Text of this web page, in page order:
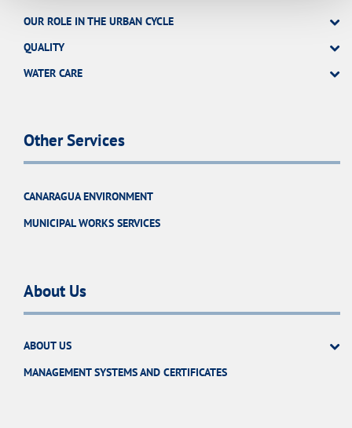
OUR ROLE IN THE URBAN CYCLE
QUALITY
WATER CARE
Other Services
CANARAGUA ENVIRONMENT
MUNICIPAL WORKS SERVICES
About Us
ABOUT US
MANAGEMENT SYSTEMS AND CERTIFICATES